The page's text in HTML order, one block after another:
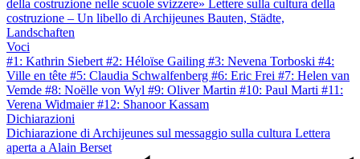
della costruzione nelle scuole svizzere» Lettere sulla cultura della
costruzione – Un libello di Archijeunes Bauten, Städte,
Landschaften
Voci
#1: Kathrin Siebert #2: Héloïse Gailing #3: Nevena Torboski #4:
Ville en tête #5: Claudia Schwalfenberg #6: Eric Frei #7: Helen van
Vemde #8: Noëlle von Wyl #9: Oliver Martin #10: Paul Marti #11:
Verena Widmaier#12: Shanoor Kassam
Dichiarazioni
Dichiarazione di Archijeunes sul messaggio sulla cultura Lettera
aperta a Alain Berset